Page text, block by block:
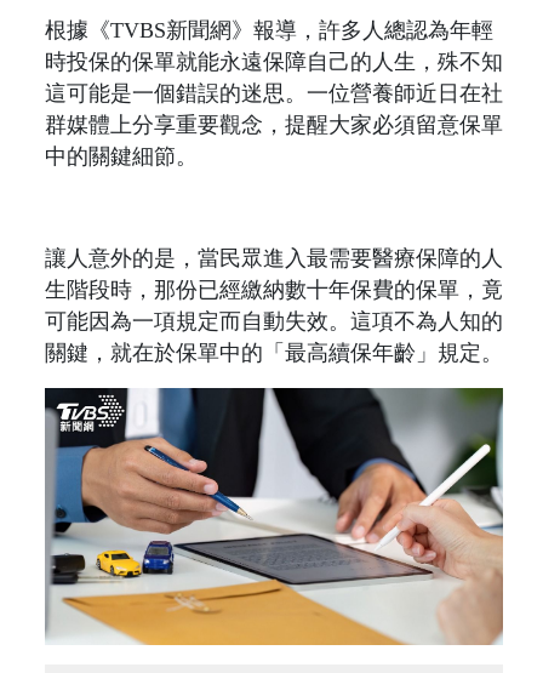
根據《TVBS新聞網》報導，許多人總認為年輕
時投保的保單就能永遠保障自己的人生，殊不知
這可能是一個錯誤的迷思。一位營養師近日在社
群媒體上分享重要觀念，提醒大家必須留意保單
中的關鍵細節。
讓人意外的是，當民眾進入最需要醫療保障的人
生階段時，那份已經繳納數十年保費的保單，竟
可能因為一項規定而自動失效。這項不為人知的
關鍵，就在於保單中的「最高續保年齡」規定。